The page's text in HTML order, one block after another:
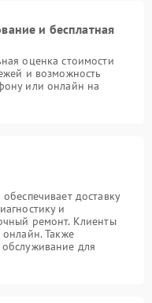
и бесплатная
оценка стоимости
и возможность
или онлайн на
доставку
и
ремонт. Клиенты
онлайн. Также
обслуживание для